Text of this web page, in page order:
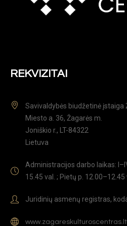
REKVIZITAI
Savivaldybės biudžetinė įstaiga
Miesto a. 36, Žagarės m.
Joniškio r., LT-84322
Lietuva
Administracijos darbo laikas:
15.45 val. ; Pietų p. 12.00–12.45
Juridinių asmenų registras,
www.zagareskulturoscentras.lt